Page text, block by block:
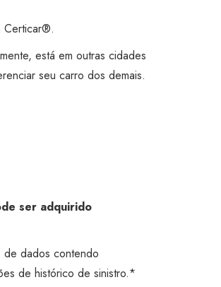
Certicar®.
está em outras cidades
seu carro dos demais.
ser adquirido
de dados contendo
de histórico de sinistro.*